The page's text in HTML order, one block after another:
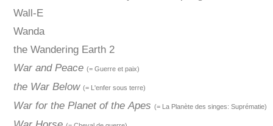
Wall-E
Wanda
the Wandering Earth 2
War and Peace (= Guerre et paix)
the War Below (= L'enfer sous terre)
War for the Planet of the Apes (= La Planète des singes: Suprématie)